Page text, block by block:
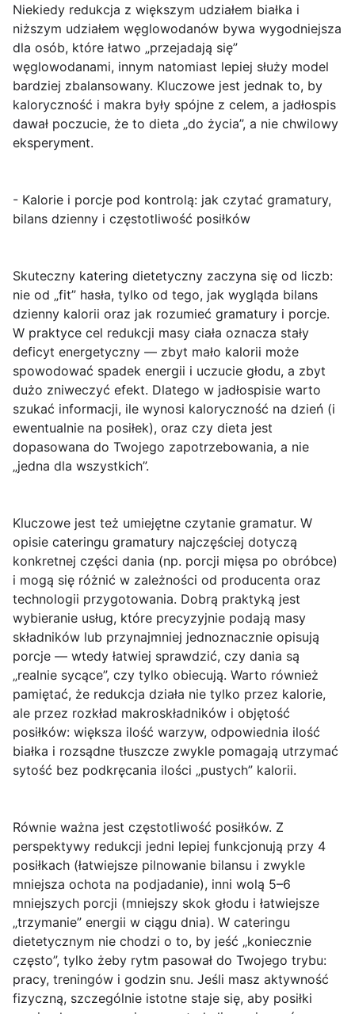
Niekiedy redukcja z większym udziałem białka i
niższym udziałem węglowodanów bywa wygodniejsza
dla osób, które łatwo „przejadają się”
węglowodanami, innym natomiast lepiej służy model
bardziej zbalansowany. Kluczowe jest jednak to, by
kaloryczność i makra były spójne z celem, a jadłospis
dawał poczucie, że to dieta „do życia”, a nie chwilowy
eksperyment.
- Kalorie i porcje pod kontrolą: jak czytać gramatury,
bilans dzienny i częstotliwość posiłków
Skuteczny katering dietetyczny zaczyna się od liczb:
nie od „fit” hasła, tylko od tego, jak wygląda bilans
dzienny kalorii oraz jak rozumieć gramatury i porcje.
W praktyce cel redukcji masy ciała oznacza stały
deficyt energetyczny — zbyt mało kalorii może
spowodować spadek energii i uczucie głodu, a zbyt
dużo zniweczyć efekt. Dlatego w jadłospisie warto
szukać informacji, ile wynosi kaloryczność na dzień (i
ewentualnie na posiłek), oraz czy dieta jest
dopasowana do Twojego zapotrzebowania, a nie
„jedna dla wszystkich”.
Kluczowe jest też umiejętne czytanie gramatur. W
opisie cateringu gramatury najczęściej dotyczą
konkretnej części dania (np. porcji mięsa po obróbce)
i mogą się różnić w zależności od producenta oraz
technologii przygotowania. Dobrą praktyką jest
wybieranie usług, które precyzyjnie podają masy
składników lub przynajmniej jednoznacznie opisują
porcje — wtedy łatwiej sprawdzić, czy dania są
„realnie sycące”, czy tylko obiecują. Warto również
pamiętać, że redukcja działa nie tylko przez kalorie,
ale przez rozkład makroskładników i objętość
posiłków: większa ilość warzyw, odpowiednia ilość
białka i rozsądne tłuszcze zwykle pomagają utrzymać
sytość bez podkręcania ilości „pustych” kalorii.
Równie ważna jest częstotliwość posiłków. Z
perspektywy redukcji jedni lepiej funkcjonują przy 4
posiłkach (łatwiejsze pilnowanie bilansu i zwykle
mniejsza ochota na podjadanie), inni wolą 5–6
mniejszych porcji (mniejszy skok głodu i łatwiejsze
„trzymanie” energii w ciągu dnia). W cateringu
dietetycznym nie chodzi o to, by jeść „koniecznie
często”, tylko żeby rytm pasował do Twojego trybu:
pracy, treningów i godzin snu. Jeśli masz aktywność
fizyczną, szczególnie istotne staje się, aby posiłki